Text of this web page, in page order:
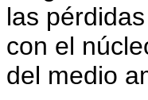
las
con el
del medio